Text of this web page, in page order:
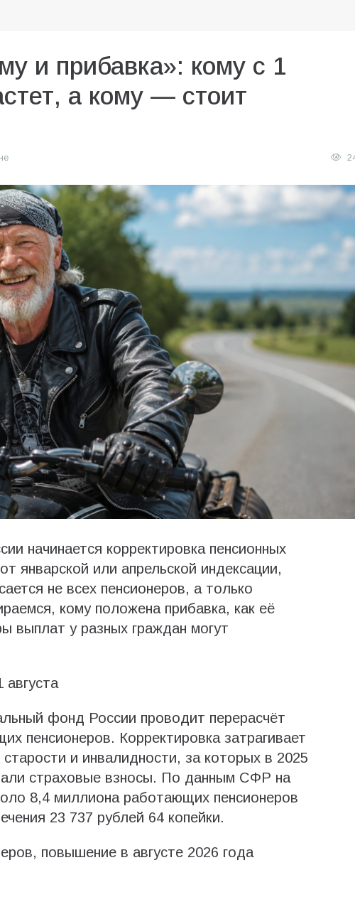
и прибавка»: кому с 1
а кому — стоит
начинается корректировка пенсионных
январской или апрельской индексации,
не всех пенсионеров, а только
кому положена прибавка, как её
выплат у разных граждан могут
фонд России проводит перерасчёт
пенсионеров. Корректировка затрагивает
старости и инвалидности, за которых в 2025
страховые взносы. По данным СФР на
8,4 миллиона работающих пенсионеров
23 737 рублей 64 копейки.
повышение в августе 2026 года